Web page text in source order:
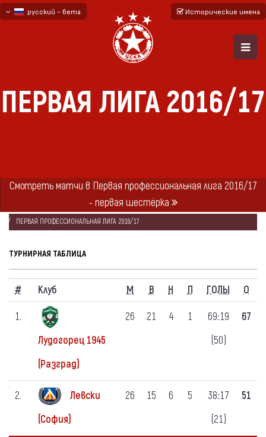
русский - бета
Исторические имена
ПЕРВАЯ ЛИГА 2016/17
Смотреть матчи в Первая профессиональная лига 2016/17
- первая шестёрка
2016/17
ПЕРВАЯ ПРОФЕССИОНАЛЬНАЯ ЛИГА 2016/17
ТУРНИРНАЯ ТАБЛИЦА
# Клуб M В Н П ГОЛЫ
О
1.
Лудогорец 1945
(Разград)
26 21 4 1
69:19
(50)
67
2.
Левски
(София)
26 15 6 5
38:17
(21)
51